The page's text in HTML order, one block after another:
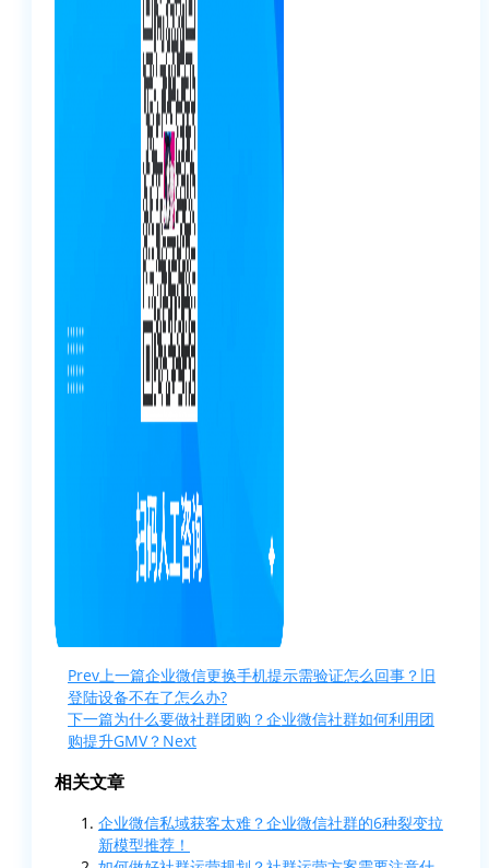
Prev上一篇企业微信更换手机提示需验证怎么回事？旧
登陆设备不在了怎么办?
下一篇为什么要做社群团购？企业微信社群如何利用团
购提升GMV？ Next
相关文章
企业微信私域获客太难？企业微信社群的6种裂变拉
新模型推荐！